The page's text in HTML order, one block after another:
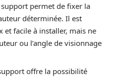
support permet de fixer la
déterminée. Il est
et facile à installer, mais ne
ou l’angle de visionnage
offre la possibilité